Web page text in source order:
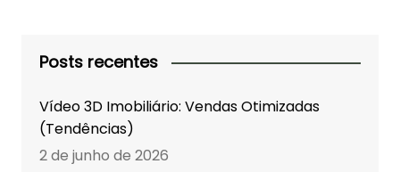
Posts recentes
Vídeo 3D Imobiliário: Vendas Otimizadas
(Tendências)
2 de junho de 2026